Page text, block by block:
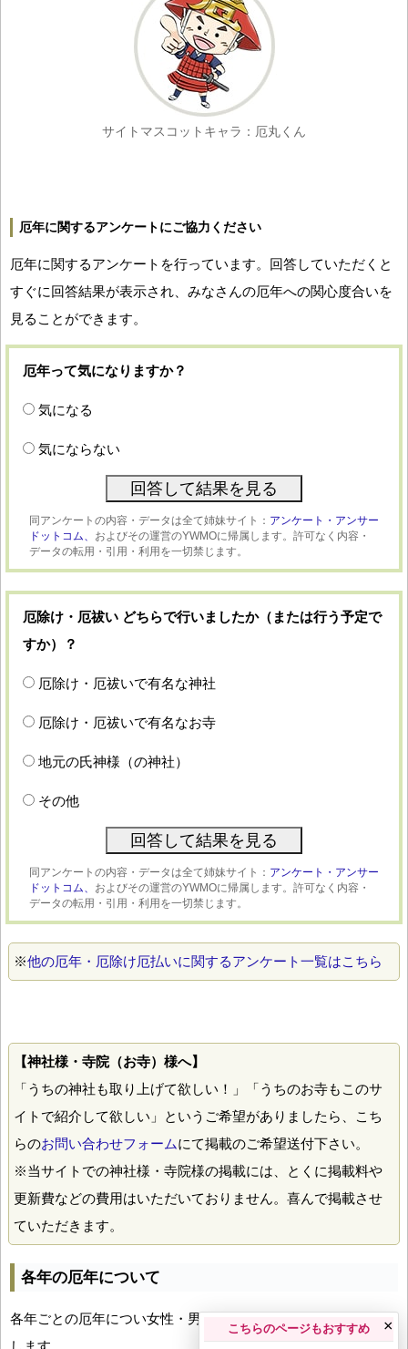
サイトマスコットキャラ：厄丸くん
厄年に関するアンケートにご協力ください
厄年に関するアンケートを行っています。回答していただくと
すぐに回答結果が表示され、みなさんの厄年への関心度合いを
見ることができます。
厄年って気になりますか？
気になる
気にならない
同アンケートの内容・データは全て姉妹サイト： アンケート・アンサー
ドットコム、 およびその運営のYWMOに帰属します。許可なく内容・
データの転用・引用・利用を一切禁じます。
厄除け・厄祓い どちらで行いましたか（または行う予定で
すか）？
厄除け・厄祓いで有名な神社
厄除け・厄祓いで有名なお寺
地元の氏神様（の神社）
その他
同アンケートの内容・データは全て姉妹サイト： アンケート・アンサー
ドットコム、 およびその運営のYWMOに帰属します。許可なく内容・
データの転用・引用・利用を一切禁じます。
※他の厄年・厄除け厄払いに関するアンケート一覧はこちら
【神社様・寺院（お寺）様へ】
「うちの神社も取り上げて欲しい！」「うちのお寺もこのサ
イトで紹介して欲しい」というご希望がありましたら、こち
らのお問い合わせフォームにて掲載のご希望送付下さい。
※当サイトでの神社様・寺院様の掲載には、とくに掲載料や
更新費などの費用はいただいておりません。喜んで掲載させ
ていただきます。
各年の厄年について
各年ごとの厄年につい女性・男性の年齢早見表とともにお伝え
します。
こちらのページもおすすめ ×